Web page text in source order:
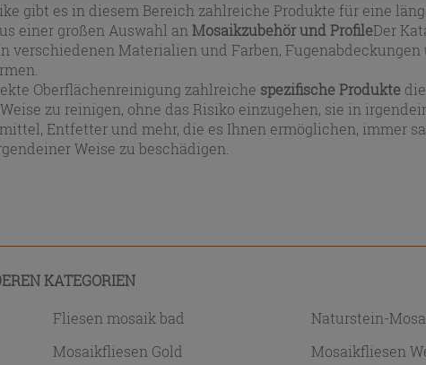
gibt es in diesem Bereich zahlreiche Produkte für eine
einer großen Auswahl anMosaikzubehör und ProfileDer
verschiedenen Materialien und Farben, Fugenabdeckungen
Oberflächenreinigung zahlreiche spezifische Produkte
zu reinigen, ohne das Risiko einzugehen, sie in
Entfetter und mehr, die es Ihnen ermöglichen, immer
Weise zu beschädigen.
KATEGORIEN
Fliesen mosaik bad
Naturstein-
Mosaikfliesen Gold
Mosaikfliesen